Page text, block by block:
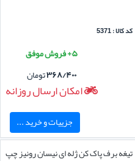
کد کالا : 5371
۵+ فروش موفق
۳۶۸/۴۰۰تومان
امکان ارسال روزانه
جزییات و خرید ...
تیغه برف پاک کن ژله ای نیسان رونیز چپ